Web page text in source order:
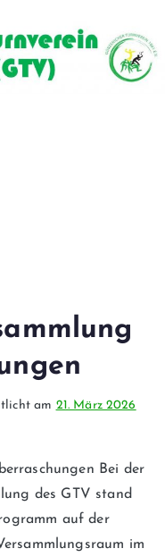
am 21. März 2026
Bei der
des GTV stand
auf der
im